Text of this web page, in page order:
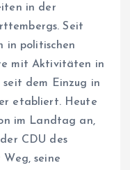
in der
Seit
in politischen
mit Aktivitäten in
seit dem Einzug in
etabliert. Heute
im Landtag an,
CDU des
Weg, seine